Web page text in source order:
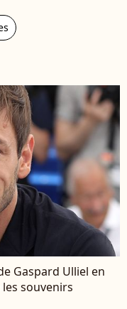
Gaspard Ulliel en
souvenirs